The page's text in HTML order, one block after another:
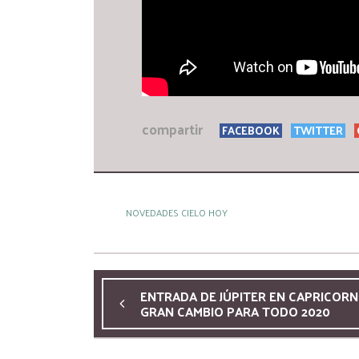
compartir FACEBOOK TWITTER
NOVEDADES CIELO HOY
ENTRADA DE JÚPITER EN
GRAN CAMBIO PARA TODO 2020